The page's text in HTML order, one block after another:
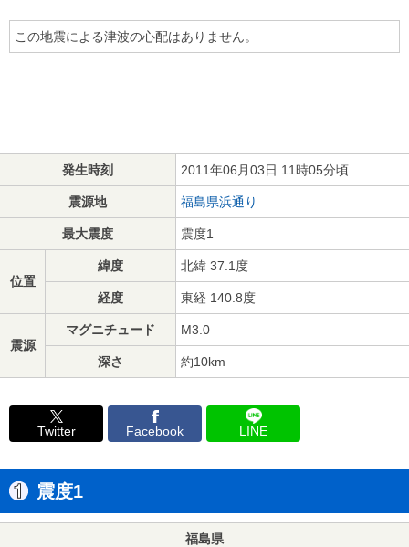
この地震による津波の心配はありません。
発生時刻 2011年06月03日 11時05分頃
震源地 福島県浜通り
最大震度 震度1
位置
緯度 北緯 37.1度
経度 東経 140.8度
震源
マグニチュード M3.0
深さ 約10km
Twitter Facebook LINE
震度1
福島県